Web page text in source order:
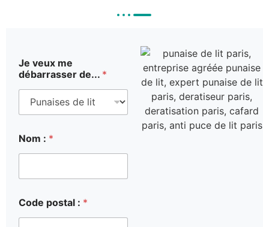
Je veux me
débarrasser de... *
u
m
N
o
m
Nom : *
Code postal : *